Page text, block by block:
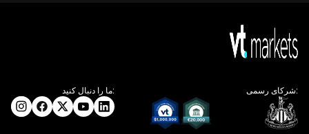
وقتی آمریکا و چین دیدار می‌کنند، جهان دیگر منتظر «خبر
a stalemate https://t.co/Ys7F1s2BOa
https://t.co/Ys7F1s2BOa
May 16, 2026
ما را دنبال کنید: شرکای رسمی: